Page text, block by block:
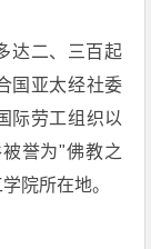
达二、三百起
国亚太经社委
际劳工组织以
誉为"佛教之
院所在地。